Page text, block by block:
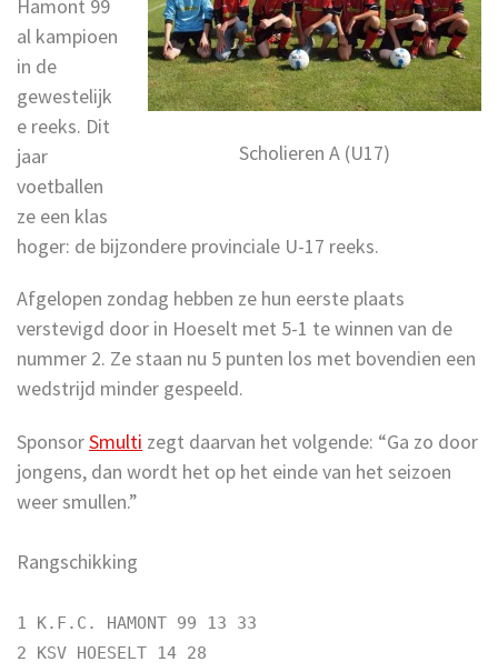
Scholieren A (U17)
Hamont 99
al kampioen
in de
gewestelijk
e reeks. Dit
jaar
voetballen
ze een klas
hoger: de bijzondere provinciale U-17 reeks.
Afgelopen zondag hebben ze hun eerste plaats
verstevigd door in Hoeselt met 5-1 te winnen van de
nummer 2. Ze staan nu 5 punten los met bovendien een
wedstrijd minder gespeeld.
SponsorSmulti zegt daarvan het volgende: “Ga zo door
jongens, dan wordt het op het einde van het seizoen
weer smullen.”
Rangschikking
1 K.F.C. HAMONT 99 13 33
2 KSV HOESELT 14 28